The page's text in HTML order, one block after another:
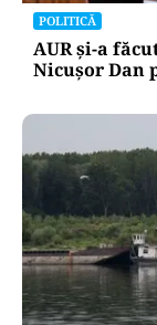
POLITICĂ
AUR și-a
Nicușor Dan